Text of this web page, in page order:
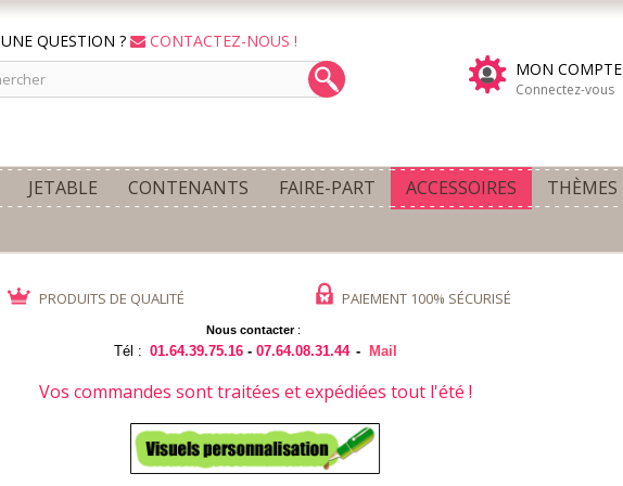
UNE QUESTION ?
CONTACTEZ-NOUS !
MON COMPTE
Connectez-vous
JETABLE CONTENANTS FAIRE-PART ACCESSOIRES THÈMES
PRODUITS DE QUALITÉ PAIEMENT 100% SÉCURISÉ
Nous contacter:
Tél : 01.64.39.75.16 -07.64.08.31.44 - Mail
Vos commandes sont traitées et expédiées tout l'été !